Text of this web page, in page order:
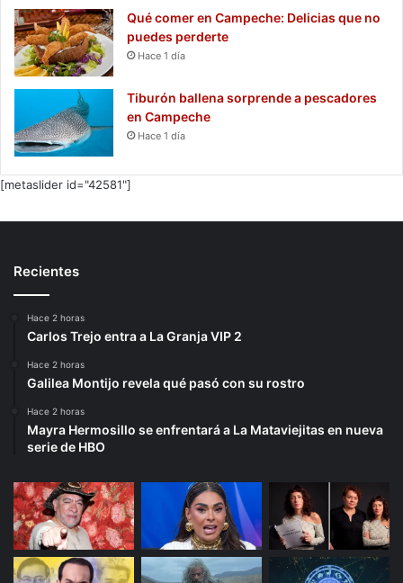
Qué comer en Campeche: Delicias que no
puedes perderte
Hace 1 día
Tiburón ballena sorprende a pescadores
en Campeche
Hace 1 día
[metaslider id="42581"]
Recientes
Hace 2 horas
Carlos Trejo entra a La Granja VIP 2
Hace 2 horas
Galilea Montijo revela qué pasó con su rostro
Hace 2 horas
Mayra Hermosillo se enfrentará a La Mataviejitas en nueva
serie de HBO